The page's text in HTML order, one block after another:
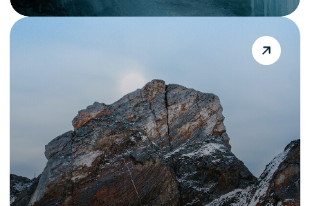
Наблюдение
за птицами